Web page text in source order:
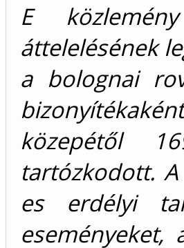
E
áttelelésének
a bolognai
közepétől
tartózkodott.
es erdélyi